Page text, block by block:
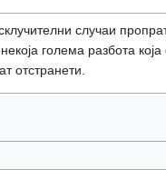
случаи
голема разбота
отстранети.